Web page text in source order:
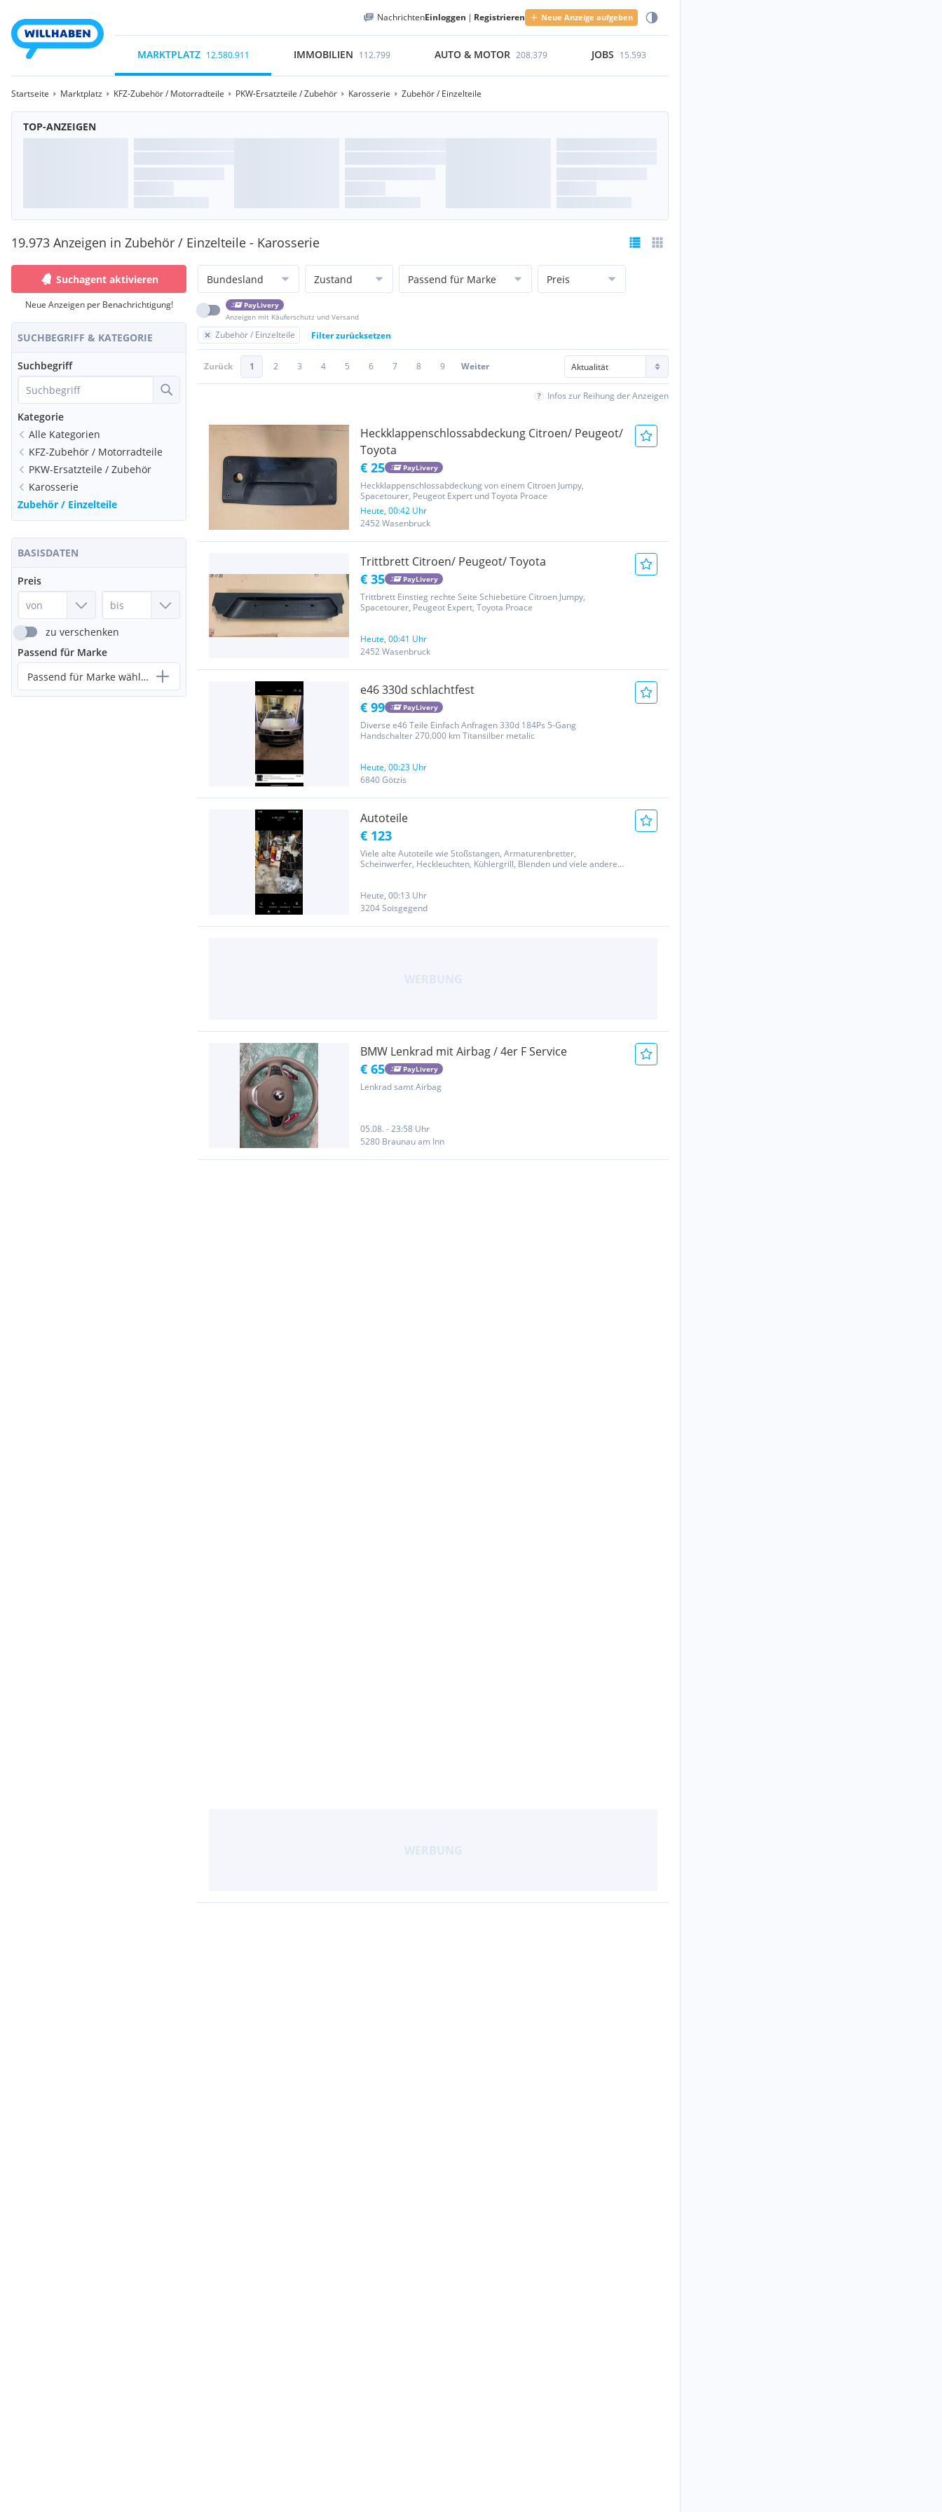
NachrichtenEinloggen | Registrieren Neue Anzeige aufgeben
MARKTPLATZ 12.580.911 IMMOBILIEN 112.799 AUTO & MOTOR 208.379 JOBS 15.593
Startseite Marktplatz KFZ-Zubehör / Motorradteile PKW-Ersatzteile / Zubehör Karosserie Zubehör / Einzelteile
TOP-ANZEIGEN
19.973 Anzeigen in Zubehör / Einzelteile - Karosserie
Suchagent aktivieren
Neue Anzeigen per Benachrichtigung!
SUCHBEGRIFF & KATEGORIE
Suchbegriff
Kategorie
Alle Kategorien
KFZ-Zubehör / Motorradteile
PKW-Ersatzteile / Zubehör
Karosserie
Zubehör / Einzelteile
BASISDATEN
Preis
zu verschenken
Passend für Marke
Passend für Marke wählen...
Bundesland Zustand Passend für Marke Preis
PayLivery
Anzeigen mit Käuferschutz und Versand
Zubehör / Einzelteile Filter zurücksetzen
Zurück 1 2 3 4 5 6 7 8 9 Weiter
Infos zur Reihung der Anzeigen
Heckklappenschlossabdeckung Citroen/ Peugeot/
Toyota
€ 25 PayLivery
Heckklappenschlossabdeckung von einem Citroen Jumpy,
Spacetourer, Peugeot Expert und Toyota Proace
Heute, 00:42 Uhr
2452 Wasenbruck
Trittbrett Citroen/ Peugeot/ Toyota
€ 35 PayLivery
Trittbrett Einstieg rechte Seite Schiebetüre Citroen Jumpy,
Spacetourer, Peugeot Expert, Toyota Proace
Heute, 00:41 Uhr
2452 Wasenbruck
e46 330d schlachtfest
€ 99 PayLivery
Diverse e46 Teile Einfach Anfragen 330d 184Ps 5-Gang
Handschalter 270.000 km Titansilber metalic
Heute, 00:23 Uhr
6840 Götzis
Autoteile
€ 123
Viele alte Autoteile wie Stoßstangen, Armaturenbretter,
Scheinwerfer, Heckleuchten, Kühlergrill, Blenden und viele andere
Heute, 00:13 Uhr
3204 Soisgegend
BMW Lenkrad mit Airbag / 4er F Service
€ 65 PayLivery
Lenkrad samt Airbag
05.08. - 23:58 Uhr
5280 Braunau am Inn